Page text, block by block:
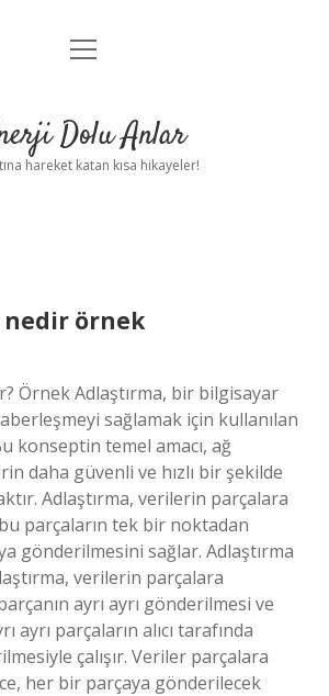
Anasayfa
Yasal Uyarı
menüyü
Dolu Anlar
hareket katan kısa hikayeler!
nedir örnek
Örnek Adlaştırma, bir bilgisayar
sağlamak için kullanılan
konseptin temel amacı, ağ
daha güvenli ve hızlı bir şekilde
Adlaştırma, verilerin parçalara
parçaların tek bir noktadan
gönderilmesini sağlar. Adlaştırma
verilerin parçalara
ayrı ayrı gönderilmesi ve
ayrı parçaların alıcı tarafında
çalışır. Veriler parçalara
her bir parçaya gönderilecek